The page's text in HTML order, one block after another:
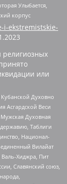
Улыбается,
корпус
i-ekstremistskie-
или
Духовно
Асгардской Веси
Духовная
Таблиги
Национал-
Вилайат
Валь-Хиджра, Пит
Славянский союз,